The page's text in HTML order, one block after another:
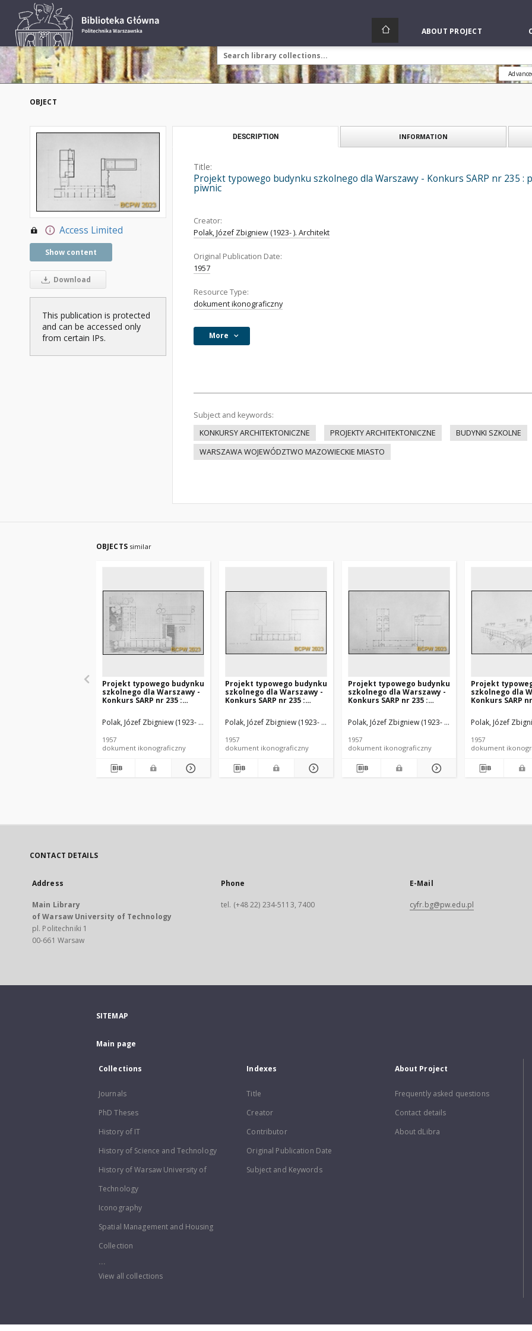
ABOUT PROJECT
OBJECT
Access Limited
Show content
Download
This publication is protected
and can be accessed only
from certain IPs.
DESCRIPTION INFORMATION
Title:
Projekt typowego budynku szkolnego dla Warszawy - Konkurs SARP nr 235 :
piwnic
Creator:
Polak, Józef Zbigniew (1923- ). Architekt
Original Publication Date:
1957
Resource Type:
dokument ikonograficzny
More
Subject and keywords:
KONKURSY ARCHITEKTONICZNE
PROJEKTY ARCHITEKTONICZNE BUDYNKI SZKOLNE
WARSZAWA WOJEWÓDZTWO MAZOWIECKIE MIASTO
OBJECTS similar
Projekt typowego budynku
szkolnego dla Warszawy -
Konkurs SARP nr 235 :
stopnia. Zdj. 2, Rzut
parteru
Polak, Józef Zbigniew (1923- ). Architekt Brykalski, Stanisław (1914-1961). Architekt Zaborowska, Zofia. Architekt Bartoszewicz,
1957
dokument ikonograficzny
Projekt typowego budynku
szkolnego dla Warszawy -
Konkurs SARP nr 235 :
stopnia. Zdj. 4, Rzut II
piętra
Polak, Józef Zbigniew (1923- ). Architekt Brykalski, Stanisław (1914-1961). Architekt
1957
dokument ikonograficzny
Projekt typowego budynku
szkolnego dla Warszawy -
Konkurs SARP nr 235 :
stopnia. Zdj. 3, Rzut I
piętra
Polak, Józef Zbigniew (1923- ). Architekt Brykalski,
1957
dokument ikonograficzny
Projekt
szkolnego dla
Konkurs SARP
stopnia. Zdj. 7,
Aksonometria
Polak, Józef
1957
dokument
CONTACT DETAILS
Address
Main Library
of Warsaw University of Technology
pl. Politechniki 1
00-661 Warsaw
Phone
tel. (+48 22) 234-5113, 7400
E-Mail
cyfr.bg@pw.edu.pl
SITEMAP
Main page
Collections
Journals
PhD Theses
History of IT
History of Science and Technology
History of Warsaw University of
Technology
Iconography
Spatial Management and Housing
Collection
...
View all collections
Indexes
Title
Creator
Contributor
Original Publication Date
Subject and Keywords
About Project
Frequently asked questions
Contact details
About dLibra